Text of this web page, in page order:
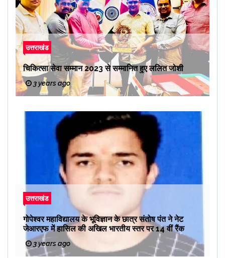
उत्तराखंड
चिकित्सा सेवा सम्मान 2023 से सम्मानित हुए ललित जोशी
3 years ago
उत्तराखंड
गोपेश्वर महाविद्यालय के भूविज्ञान के छात्र संतोष पंत ने नेट
जेआरएफ में हासिल की अखिल भारतीय स्तर पर 14 वीं रैंक
3 years ago